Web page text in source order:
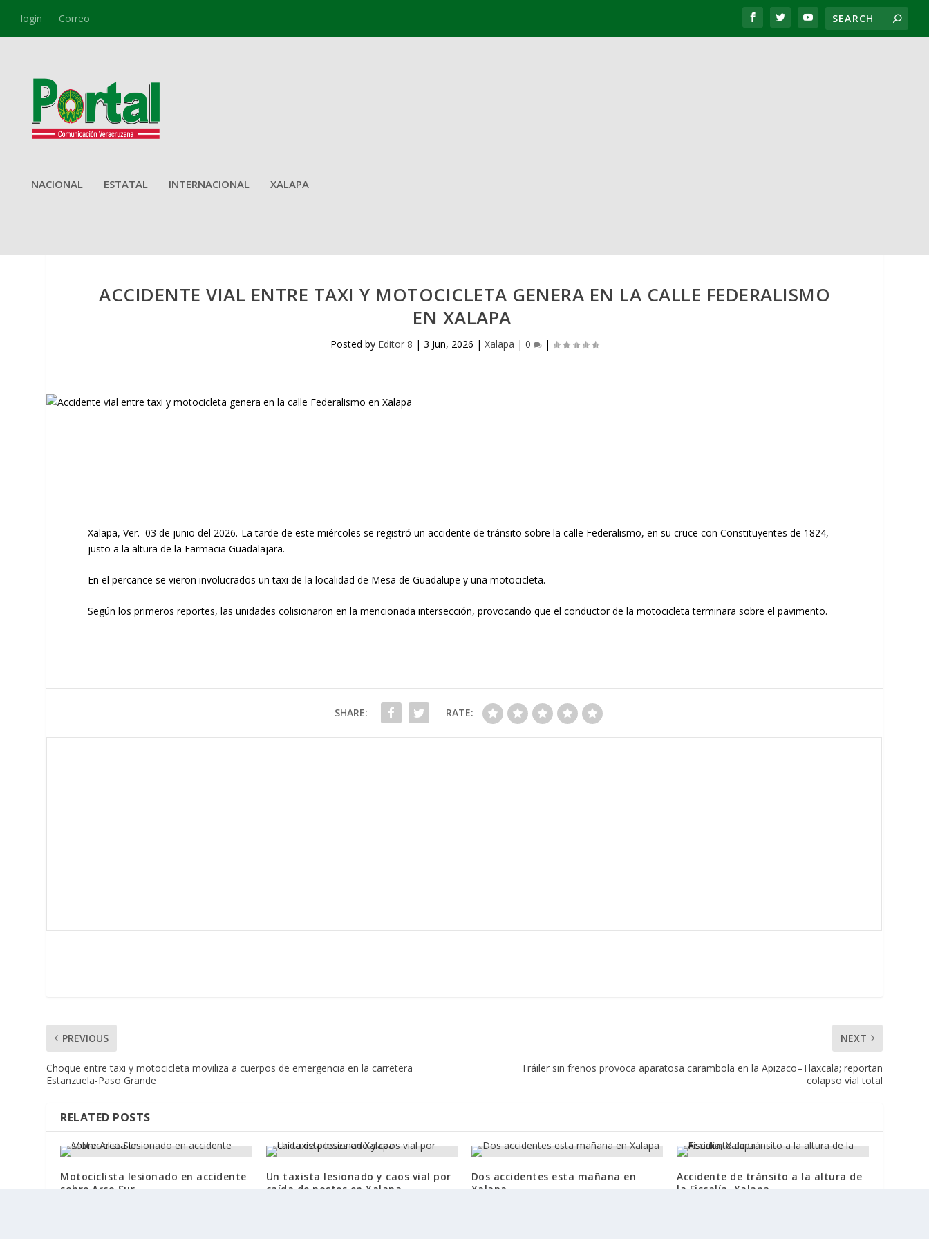
login Correo
NACIONAL ESTATAL INTERNACIONAL XALAPA
​ACCIDENTE VIAL ENTRE TAXI Y MOTOCICLETA GENERA EN LA CALLE FEDERALISMO
EN XALAPA
Posted by Editor 8 | 3 Jun, 2026 | Xalapa | 0 |
Xalapa, Ver. 03 de junio del 2026.-La tarde de este miércoles se registró un accidente de tránsito sobre lacalle Federalismo, en su cruce con Constituyentes de 1824,
justo a la altura de la Farmacia Guadalajara.
​En el percance se vieron involucrados untaxi de la localidad de Mesa de Guadalupe y unamotocicleta.
​Según los primeros reportes, las unidades colisionaron en la mencionada intersección, provocando que el conductor de la motocicleta terminara sobre el pavimento.
SHARE: RATE:
PREVIOUS
Choque entre taxi y motocicleta moviliza a cuerpos de emergencia en la carretera
Estanzuela-Paso Grande
NEXT
Tráiler sin frenos provoca aparatosa carambola en la Apizaco–Tlaxcala; reportan
colapso vial total
RELATED POSTS
Motociclista lesionado en accidente
sobre Arco Sur
Un taxista lesionado y caos vial por
caída de postes en Xalapa
Dos accidentes esta mañana en
Xalapa
Accidente de tránsito a la altura de
la Fiscalía, Xalapa